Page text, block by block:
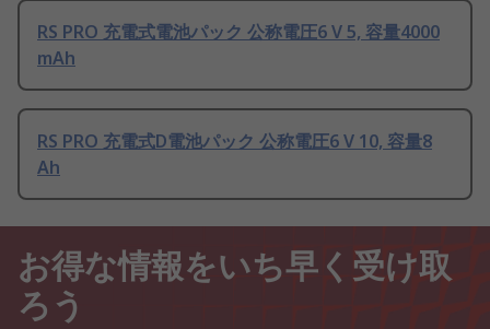
RS PRO 充電式電池パック 公称電圧6 V 5, 容量4000
mAh
RS PRO 充電式D電池パック 公称電圧6 V 10, 容量8
Ah
お得な情報をいち早く受け取
ろう